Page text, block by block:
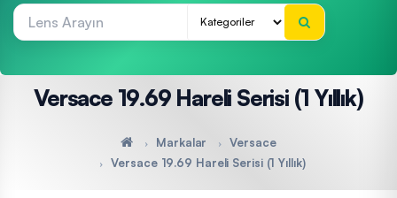
Versace 19.69 Hareli Serisi (1 Yıllık)
Markalar
Versace
Versace 19.69 Hareli Serisi (1 Yıllık)